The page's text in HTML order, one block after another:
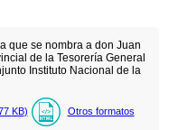
que se nombra a don Juan
de la Tesorería General
Instituto Nacional de la
KB) Otros formatos